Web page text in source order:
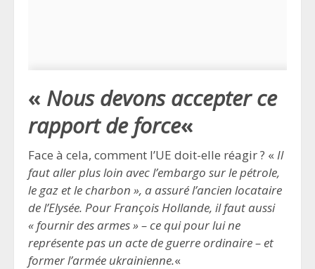
« Nous devons accepter ce
rapport de force«
Face à cela, comment l’UE doit-elle réagir ? « Il
faut aller plus loin avec l’embargo sur le pétrole,
le gaz et le charbon », a assuré l’ancien locataire
de l’Elysée. Pour François Hollande, il faut aussi
« fournir des armes » – ce qui pour lui ne
représente pas un acte de guerre ordinaire – et
former l’armée ukrainienne.«